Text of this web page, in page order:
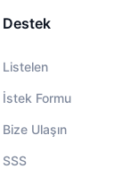
Destek
Listelen
İstek Formu
Bize Ulaşın
SSS